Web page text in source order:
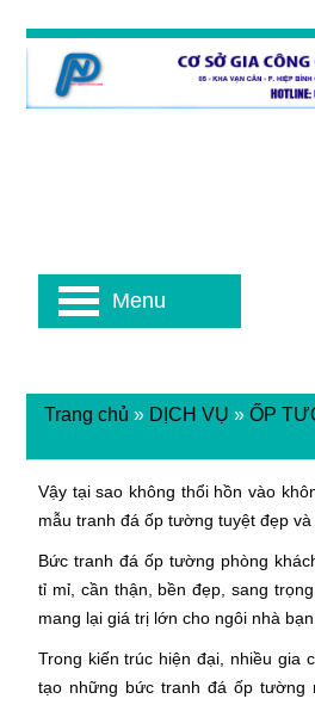
Vậy tại sao không thổi hồn vào
mẫu tranh đá ốp tường tuyệt đẹp
Bức tranh đá ốp tường phòng
tỉ mỉ, cần thận, bền đẹp, sang
mang lại giá trị lớn cho ngôi nhà bạn.
Trong kiến trúc hiện đại, nhiều gia
tạo những bức tranh đá ốp tường
Trang chủ » DỊCH VỤ » ỐP
Menu